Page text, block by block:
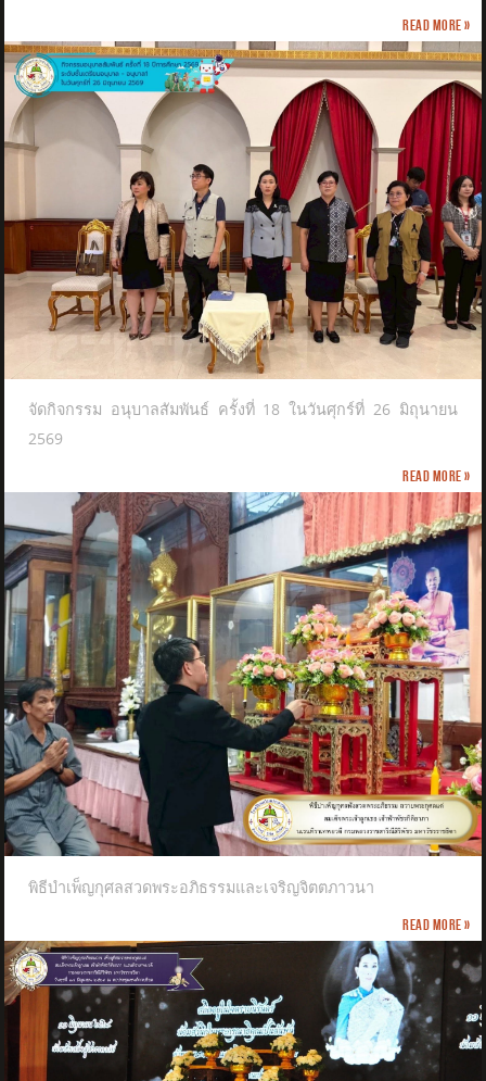
Read more »
จัดกิจกรรม อนุบาลสัมพันธ์ ครั้งที่ 18 ในวันศุกร์ที่ 26 มิถุนายน
2569
Read more »
พิธีบำเพ็ญกุศลสวดพระอภิธรรมและเจริญจิตตภาวนา
Read more »